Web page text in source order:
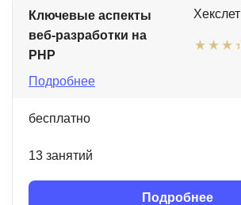
Ключевые аспекты
веб-разработки на
PHP
Подробнее
Хекслет
бесплатно
13 занятий
Подробнее